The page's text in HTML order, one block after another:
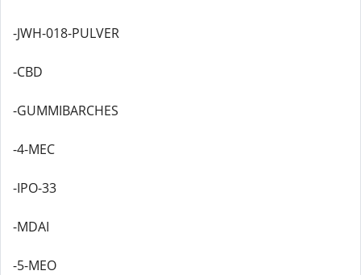
-JWH-018-PULVER
-CBD
-GUMMIBARCHES
-4-MEC
-IPO-33
-MDAI
-5-MEO